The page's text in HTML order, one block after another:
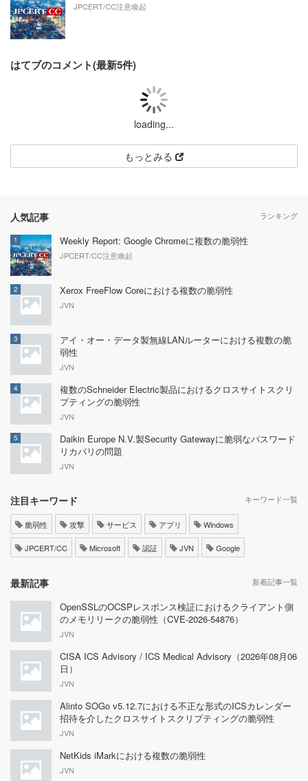
JPCERT/CC注意喚起
はてブのコメント(最新5件)
loading...
もっとみる
人気記事 ランキング
1 Weekly Report: Google Chromeに複数の脆弱性
JPCERT/CC注意喚起
2 Xerox FreeFlow Coreにおける複数の脆弱性
JVN
3
アイ・オー・データ製無線LANルーターにおける複数の脆
弱性
JVN
4
複数のSchneider Electric製品におけるクロスサイトスクリ
プティングの脆弱性
JVN
5
Daikin Europe N.V.製Security Gatewayに脆弱なパスワード
リカバリの問題
JVN
注目キーワード キーワード一覧
脆弱性 攻撃 サービス アプリ Windows
JPCERT/CC Microsoft 認証 JVN Google
最新記事 新着記事一覧
OpenSSLのOCSPレスポンス検証におけるクライアント側
のメモリリークの脆弱性（CVE-2026-54876）
JVN
CISA ICS Advisory / ICS Medical Advisory（2026年08月06
日）
JVN
Alinto SOGo v5.12.7における不正な形式のICSカレンダー
招待を介したクロスサイトスクリプティングの脆弱性
JVN
NetKids iMarkにおける複数の脆弱性
JVN